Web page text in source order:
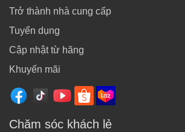
Trở thành nhà cung cấp
Tuyển dụng
Cập nhật từ hãng
Khuyến mãi
Chăm sóc khách lẻ